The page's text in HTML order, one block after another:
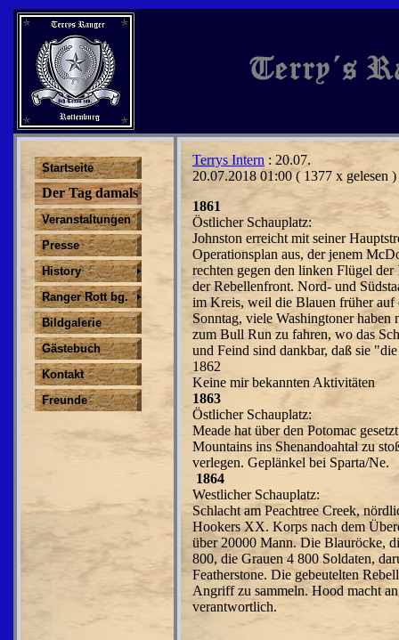
Startseite
Der Tag damals
Veranstaltungen
Presse
History
Ranger Rott bg.
Bildgalerie
Gästebuch
Kontakt
Freunde
Terrys Intern : 20.07.
20.07.2018 01:00 ( 1377 x gelesen )
1861
Östlicher Schauplatz:
Johnston erreicht mit seiner
Operationsplan aus, der jenem
rechten gegen den linken Flügel der
der Rebellenfront. Nord- und
im Kreis, weil die Blauen früher auf
Sonntag, viele Washingtoner haben
zum Bull Run zu fahren, wo das
und Feind sind dankbar, daß sie
1862
Keine mir bekannten Aktivitäten
1863
Östlicher Schauplatz:
Meade hat über den Potomac
Mountains ins Shenandoahtal zu
verlegen. Geplänkel bei Sparta/Ne.
1864
Westlicher Schauplatz:
Schlacht am Peachtree Creek,
Hookers XX. Korps nach dem
über 20000 Mann. Die Blauröcke,
800, die Grauen 4 800 Soldaten,
Featherstone. Die gebeutelten
Angriff zu sammeln. Hood macht
verantwortlich.